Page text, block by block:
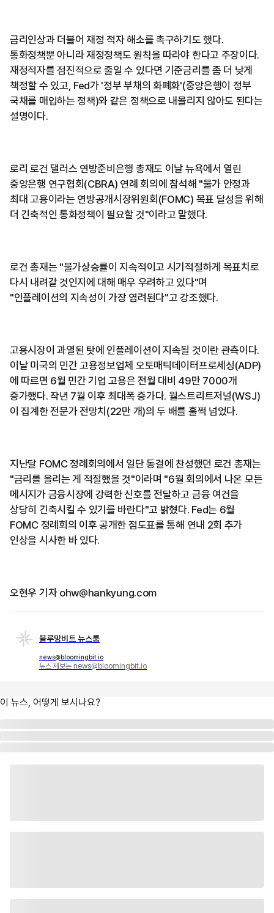
금리인상과 더불어 재정 적자 해소를 촉구하기도 했다.
통화정책뿐 아니라 재정정책도 원칙을 따라야 한다고 주장이다.
재정적자를 점진적으로 줄일 수 있다면 기준금리를 좀 더 낮게
책정할 수 있고, Fed가 '정부 부채의 화폐화'(중앙은행이 정부
국채를 매입하는 정책)와 같은 정책으로 내몰리지 않아도 된다는
설명이다.
로리 로건 댈러스 연방준비은행 총재도 이날 뉴욕에서 열린
중앙은행 연구협회(CBRA) 연례 회의에 참석해 "물가 안정과
최대 고용이라는 연방공개시장위원회(FOMC) 목표 달성을 위해
더 긴축적인 통화정책이 필요할 것"이라고 말했다.
로건 총재는 "물가상승률이 지속적이고 시기적절하게 목표치로
다시 내려갈 것인지에 대해 매우 우려하고 있다"며
"인플레이션의 지속성이 가장 염려된다"고 강조했다.
고용시장이 과열된 탓에 인플레이션이 지속될 것이란 관측이다.
이날 미국의 민간 고용정보업체 오토매틱데이터프로세싱(ADP)
에 따르면 6월 민간 기업 고용은 전월 대비 49만 7000개
증가했다. 작년 7월 이후 최대폭 증가다. 월스트리트저널(WSJ)
이 집계한 전문가 전망치(22만 개)의 두 배를 훌쩍 넘었다.
지난달 FOMC 정례회의에서 일단 동결에 찬성했던 로건 총재는
"금리를 올리는 게 적절했을 것"이라며 "6월 회의에서 나온 모든
메시지가 금융시장에 강력한 신호를 전달하고 금융 여건을
상당히 긴축시킬 수 있기를 바란다"고 밝혔다. Fed는 6월
FOMC 정례회의 이후 공개한 점도표를 통해 연내 2회 추가
인상을 시사한 바 있다.
오현우 기자 ohw@hankyung.com
블루밍비트 뉴스룸
news@bloomingbit.io
뉴스 제보는 news@bloomingbit.io
이 뉴스, 어떻게 보시나요?